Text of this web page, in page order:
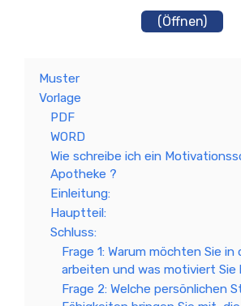
(Öffnen)
Muster
Vorlage
PDF
WORD
Wie schreibe ich ein
Apotheke ?
Einleitung:
Hauptteil:
Schluss:
Frage 1: Warum möchten Sie
arbeiten und was motiviert Sie
Frage 2: Welche persönlichen